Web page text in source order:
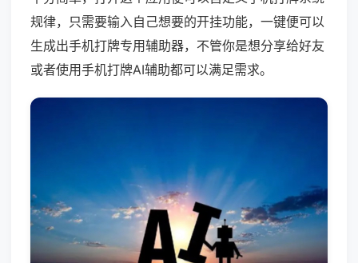
规律，只需要输入自己想要的开挂功能，一键便可以
生成出手机打牌专用辅助器，不管你是想分享给好友
或者使用手机打牌AI辅助都可以满足需求。